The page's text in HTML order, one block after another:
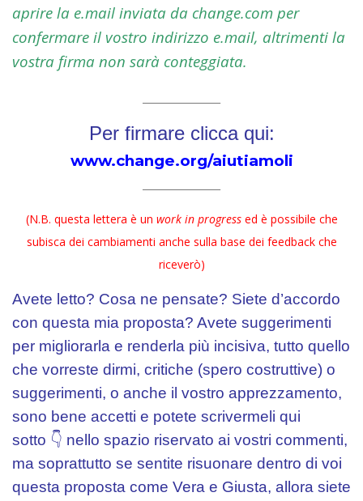
aprire la e.mail inviata da change.com per
confermare il vostro indirizzo e.mail, altrimenti la
vostra firma non sarà conteggiata.
Per firmare clicca qui:
www.change.org/aiutiamoli
(N.B. questa lettera è un work in progressed è possibile che
subisca dei cambiamenti anche sulla base dei feedback che
riceverò)
Avete letto? Cosa ne pensate? Siete d’accordo
con questa mia proposta? Avete suggerimenti
per migliorarla e renderla più incisiva, tutto quello
che vorreste dirmi, critiche (spero costruttive) o
suggerimenti, o anche il vostro apprezzamento,
sono bene accetti e potete scrivermeli qui
sotto 👇 nello spazio riservato ai vostri commenti,
ma soprattutto se sentite risuonare dentro di voi
questa proposta come Vera e Giusta, allora siete